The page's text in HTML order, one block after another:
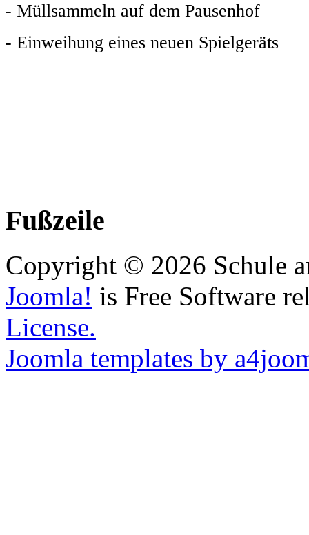
- Müllsammeln auf dem Pausenhof
- Einweihung eines neuen Spielgeräts
Fußzeile
Copyright © 2026 Schule
Joomla! is Free Software
License.
Joomla templates by